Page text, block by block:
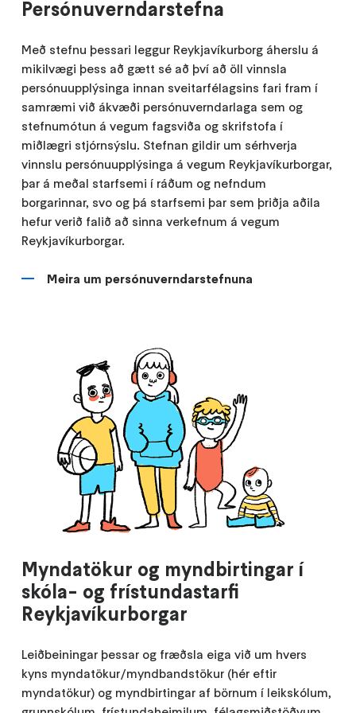
Persónuverndarstefna
Með stefnu þessari leggur Reykjavíkurborg áherslu á
mikilvægi þess að gætt sé að því að öll vinnsla
persónuupplýsinga innan sveitarfélagsins fari fram í
samræmi við ákvæði persónuverndarlaga sem og
stefnumótun á vegum fagsviða og skrifstofa í
miðlægri stjórnsýslu. Stefnan gildir um sérhverja
vinnslu persónuupplýsinga á vegum Reykjavíkurborgar,
þar á meðal starfsemi í ráðum og nefndum
borgarinnar, svo og þá starfsemi þar sem þriðja aðila
hefur verið falið að sinna verkefnum á vegum
Reykjavíkurborgar.
Meira um persónuverndarstefnuna
Myndatökur og myndbirtingar í
skóla- og frístundastarfi
Reykjavíkurborgar
Leiðbeiningar þessar og fræðsla eiga við um hvers
kyns myndatökur/myndbandstökur (hér eftir
myndatökur) og myndbirtingar af börnum í leikskólum,